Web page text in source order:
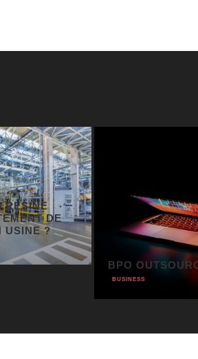
DE
?
BPO OUTSOURCING
BUSINESS